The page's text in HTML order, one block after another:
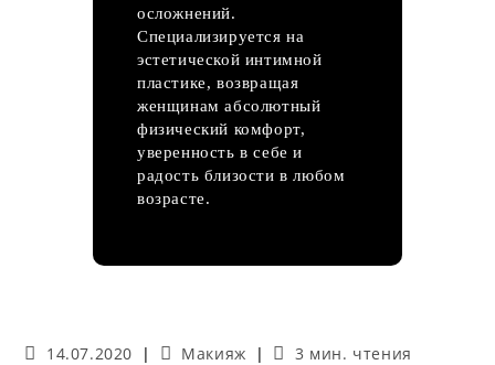
осложнений.
Специализируется на
эстетической интимной
пластике, возвращая
женщинам абсолютный
физический комфорт,
уверенность в себе и
радость близости в любом
возрасте.
Запись
14.07.2020
Рубрика
Макияж
Время
3 мин. чтения